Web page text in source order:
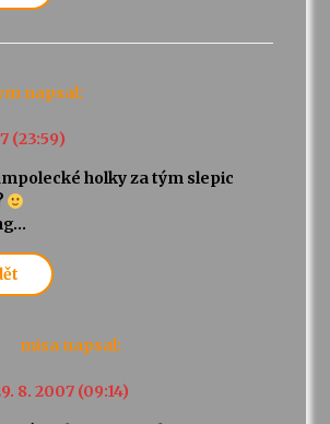
napsal:
(23:59)
holky za tým slepic
misa napsal:
8. 2007 (09:14)